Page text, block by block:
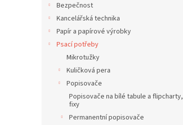
Bezpečnost
Kancelářská technika
Papír a papírové výrobky
Psací potřeby
Mikrotužky
Kuličková pera
Popisovače
Popisovače na bílé tabule a flipcharty,
fixy
Permanentní popisovače